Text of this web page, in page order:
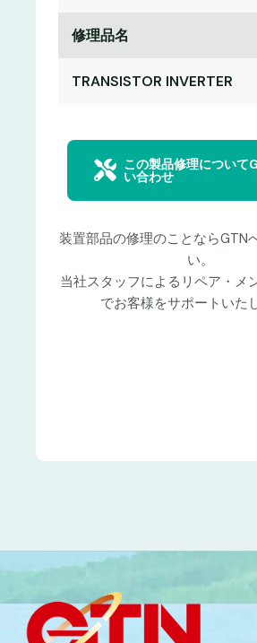
修理品名
TRANSISTOR INVERTER
この製品修理について
い合わせ
装置部品の修理のことならGTN
い。
当社スタッフによるリペア・メ
でお客様をサポートいた